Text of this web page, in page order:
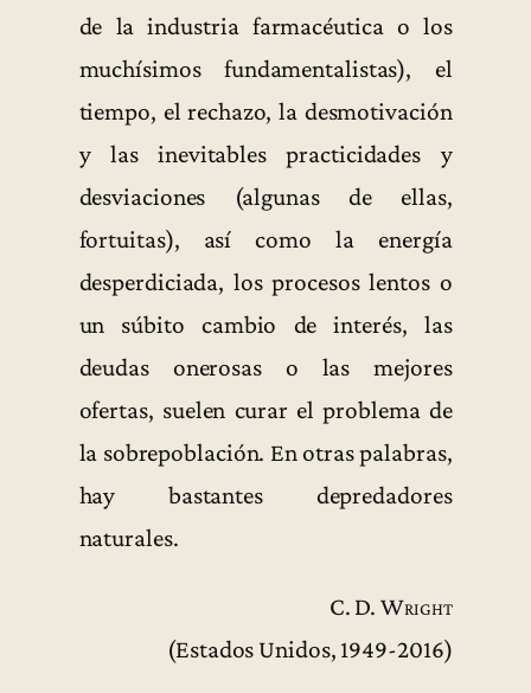
de la industria farmacéutica o los
muchísimos fundamentalistas), el
tiempo, el rechazo, la desmotivación
y las inevitables practicidades y
desviaciones (algunas de ellas,
fortuitas), así como la energía
desperdiciada, los procesos lentos o
un súbito cambio de interés, las
deudas onerosas o las mejores
ofertas, suelen curar el problema de
la sobrepoblación. En otras palabras,
hay bastantes depredadores
naturales.
C. D. Wright
(Estados Unidos, 1949-2016)